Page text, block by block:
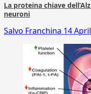
La proteina chiave
neuroni
Salvo Franchina 14